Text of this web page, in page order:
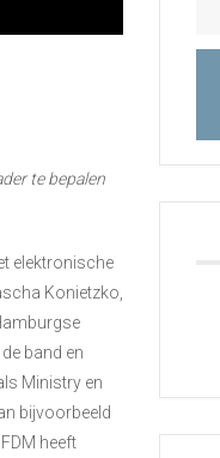
te bepalen
elektronische
Konietzko,
band en
Ministry en
bijvoorbeeld
heeft